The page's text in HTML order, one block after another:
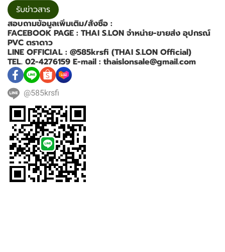
รับข่าวสาร
สอบถามข้อมูลเพิ่มเติม/สั่งซื้อ :
FACEBOOK PAGE : THAI S.LON จำหน่าย-ขายส่ง อุปกรณ์
PVC ตราดาว
LINE OFFICIAL : @585krsfi (THAI S.LON Official)
TEL. 02-4276159 E-mail : thaislonsale@gmail.com
@585krsfi